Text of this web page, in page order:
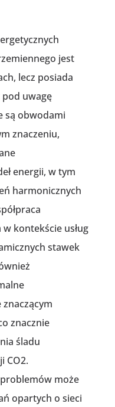
jest
lecz posiada
uwagę
są obwodami
znaczeniu,
energii, w tym
harmonicznych
kontekście usług
stawek
znacznie
śladu
CO2.
może
opartych o sieci